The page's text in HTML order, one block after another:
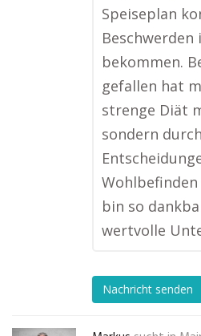
Speiseplan
Beschwerden
bekommen.
gefallen hat
strenge Diät
sondern
bin so
wertvolle
Nachricht senden